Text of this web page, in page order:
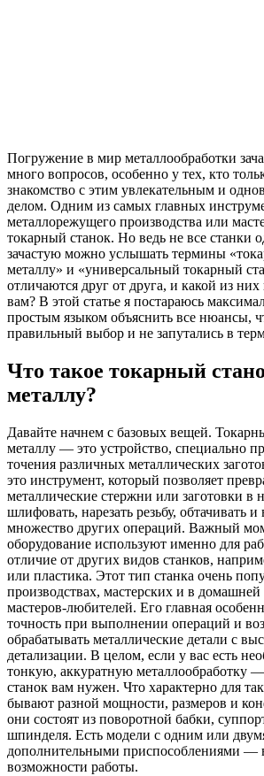
Погружение в мир металлообработки
много вопросов, особенно у тех, кто
знакомство с этим увлекательным и
делом. Одним из самых главных
металлорежущего производства или
токарный станок. Но ведь не все станки
зачастую можно услышать термины
металлу» и «универсальный токарный
отличаются друг от друга, и какой из
вам? В этой статье я постараюсь
простым языком объяснить все нюансы,
правильный выбор и не запутались в
Что такое токарный
металлу?
Давайте начнем с базовых вещей.
металлу — это устройство, специально
точения различных металлических
это инструмент, который позволяет
металлические стержни или заготовки
шлифовать, нарезать резьбу, обтачивать
множество других операций. Важный
оборудование используют именно для
отличие от других видов станков,
или пластика. Этот тип станка очень
производствах, мастерских и в домашней
мастеров-любителей. Его главная
точность при выполнении операций и
обрабатывать металлические детали с
детализации. В целом, если у вас есть
тонкую, аккуратную металлообработку
станок вам нужен. Что характерно для
бывают разной мощности, размеров и
они состоят из поворотной бабки,
шпинделя. Есть модели с одним или
дополнительными приспособлениями —
возможности работы.